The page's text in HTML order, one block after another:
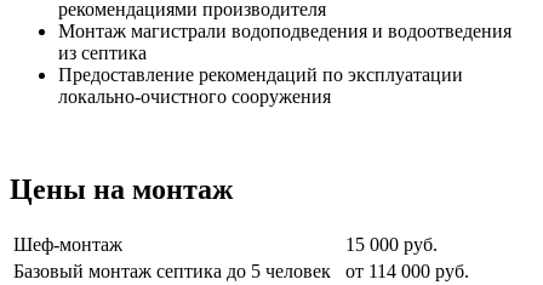
рекомендациями производителя
Монтаж магистрали водоподведения и водоотведения
из септика
Предоставление рекомендаций по эксплуатации
локально-очистного сооружения
Цены на монтаж
Шеф-монтаж
15 000 руб.
Базовый монтаж септика до 5 человек
от 114 000 руб.